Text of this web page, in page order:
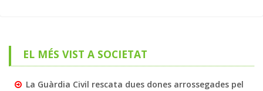
EL MÉS VIST A SOCIETAT
La Guàrdia Civil rescata dues dones arrossegades pel